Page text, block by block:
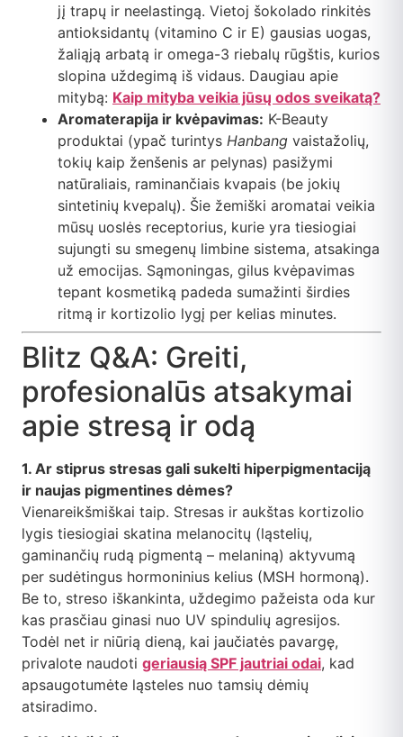
jį trapų ir neelastingą. Vietoj šokolado rinkitės
antioksidantų (vitamino C ir E) gausias uogas,
žaliąją arbatą ir omega-3 riebalų rūgštis, kurios
slopina uždegimą iš vidaus. Daugiau apie
mitybą: Kaip mityba veikia jūsų odos sveikatą?
Aromaterapija ir kvėpavimas: K-Beauty
produktai (ypač turintys Hanbang vaistažolių,
tokių kaip ženšenis ar pelynas) pasižymi
natūraliais, raminančiais kvapais (be jokių
sintetinių kvepalų). Šie žemiški aromatai veikia
mūsų uoslės receptorius, kurie yra tiesiogiai
sujungti su smegenų limbine sistema, atsakinga
už emocijas. Sąmoningas, gilus kvėpavimas
tepant kosmetiką padeda sumažinti širdies
ritmą ir kortizolio lygį per kelias minutes.
Blitz Q&A: Greiti,
profesionalūs atsakymai
apie stresą ir odą
1. Ar stiprus stresas gali sukelti hiperpigmentaciją
ir naujas pigmentines dėmes?
Vienareikšmiškai taip. Stresas ir aukštas kortizolio
lygis tiesiogiai skatina melanocitų (ląstelių,
gaminančių rudą pigmentą – melaniną) aktyvumą
per sudėtingus hormoninius kelius (MSH hormoną).
Be to, streso iškankinta, uždegimo pažeista oda kur
kas prasčiau ginasi nuo UV spindulių agresijos.
Todėl net ir niūrią dieną, kai jaučiatės pavargę,
privalote naudoti geriausią SPF jautriai odai, kad
apsaugotumėte ląsteles nuo tamsių dėmių
atsiradimo.